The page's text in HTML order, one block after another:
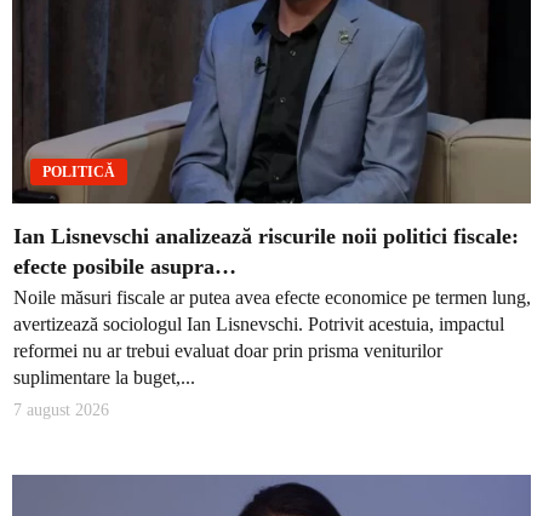
POLITICĂ
Ian Lisnevschi analizează riscurile noii politici fiscale:
efecte posibile asupra…
Noile măsuri fiscale ar putea avea efecte economice pe termen lung,
avertizează sociologul Ian Lisnevschi. Potrivit acestuia, impactul
reformei nu ar trebui evaluat doar prin prisma veniturilor
suplimentare la buget,...
7 august 2026